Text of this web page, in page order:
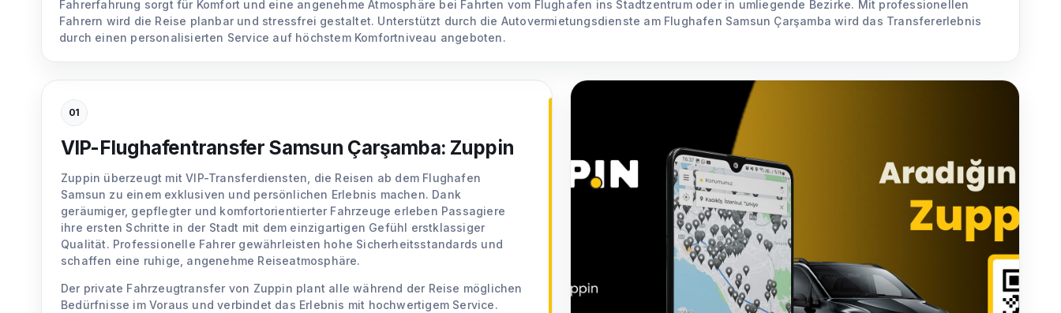
Fahrerfahrung sorgt für Komfort und eine angenehme Atmosphäre bei Fahrten vom Flughafen ins Stadtzentrum oder in umliegende Bezirke. Mit professionellen
Fahrern wird die Reise planbar und stressfrei gestaltet. Unterstützt durch die Autovermietungsdienste am Flughafen Samsun Çarşamba wird das Transfererlebnis
durch einen personalisierten Service auf höchstem Komfortniveau angeboten.
01
VIP-Flughafentransfer Samsun Çarşamba: Zuppin
Zuppin überzeugt mit VIP-Transferdiensten, die Reisen ab dem Flughafen
Samsun zu einem exklusiven und persönlichen Erlebnis machen. Dank
geräumiger, gepflegter und komfortorientierter Fahrzeuge erleben Passagiere
ihre ersten Schritte in der Stadt mit dem einzigartigen Gefühl erstklassiger
Qualität. Professionelle Fahrer gewährleisten hohe Sicherheitsstandards und
schaffen eine ruhige, angenehme Reiseatmosphäre.
Der private Fahrzeugtransfer von Zuppin plant alle während der Reise möglichen
Bedürfnisse im Voraus und verbindet das Erlebnis mit hochwertigem Service.